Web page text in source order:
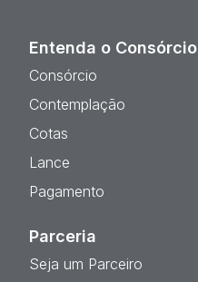
Entenda o Consórcio
Consórcio
Contemplação
Cotas
Lance
Pagamento
Parceria
Seja um Parceiro